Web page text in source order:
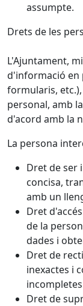
assumpte.
Drets de les
L'Ajuntament,
d'informació en
formularis, etc.),
personal, amb
d'acord amb la
La persona
Dret de ser
concisa,
amb un
Dret
de la
dades i
Dret de
inexactes i
Dret de